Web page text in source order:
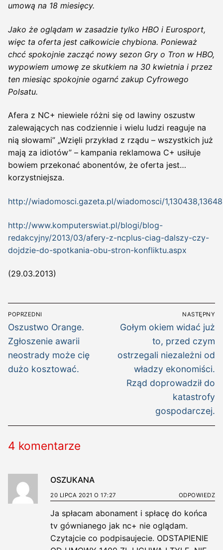
umową na 18 miesięcy.
Jako że oglądam w zasadzie tylko HBO i Eurosport,
więc ta oferta jest całkowicie chybiona. Ponieważ
chcć spokojnie zacząć nowy sezon Gry o Tron w HBO,
wypowiem umowę ze skutkiem na 30 kwietnia i przez
ten miesiąc spokojnie ogarnć zakup Cyfrowego
Polsatu.
Afera z NC+ niewiele różni się od lawiny oszustw
zalewających nas codziennie i wielu ludzi reaguje na
nią słowami” „Wzięli przykład z rządu – wszystkich już
mają za idiotów” – kampania reklamowa C+ usiłuje
bowiem przekonać abonentów, że oferta jest…
korzystniejsza.
http://wiadomosci.gazeta.pl/wiadomosci/
http://www.komputerswiat.pl/blogi/blog-
redakcyjny/2013/03/afery-z-ncplus-ciag-dalszy-czy-
dojdzie-do-spotkania-obu-stron-konfliktu.aspx
(29.03.2013)
Nawigacja
wpisu
POPRZEDNI
Poprzedni
wpis:
Oszustwo Orange.
Zgłoszenie awarii
neostrady może cię
dużo kosztować.
NASTĘPNY
Następny
Gołym okiem widać już
to, przed czym
ostrzegali niezależni od
władzy ekonomiści.
Rząd doprowadził do
katastrofy
gospodarczej.
4 komentarze
OSZUKANA
20 LIPCA 2021 O 17:27 ODPOWIEDZ
Ja spłacam abonament i spłacę do końca
tv gównianego jak nc+ nie oglądam.
Czytajcie co podpisaujecie. ODSTAPIENIE